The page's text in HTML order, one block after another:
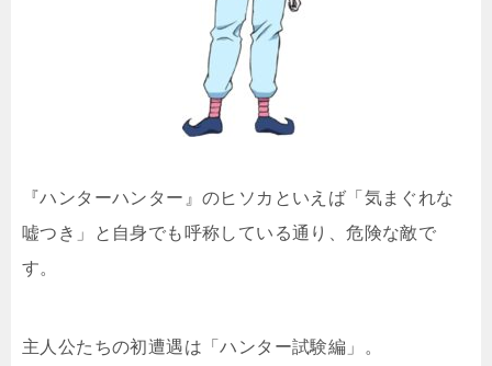
『ハンターハンター』のヒソカといえば「気まぐれな
嘘つき」と自身でも呼称している通り、危険な敵で
す。
主人公たちの初遭遇は「ハンター試験編」。